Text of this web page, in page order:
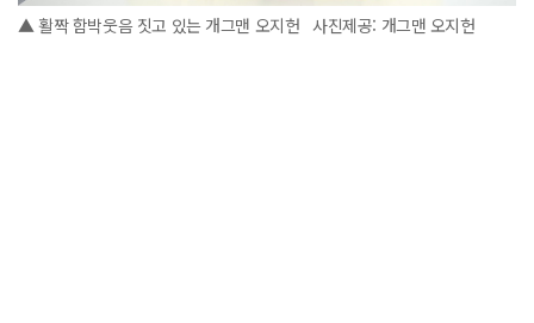
▲ 활짝 함박웃음 짓고 있는 개그맨 오지헌 사진제공: 개그맨 오지헌